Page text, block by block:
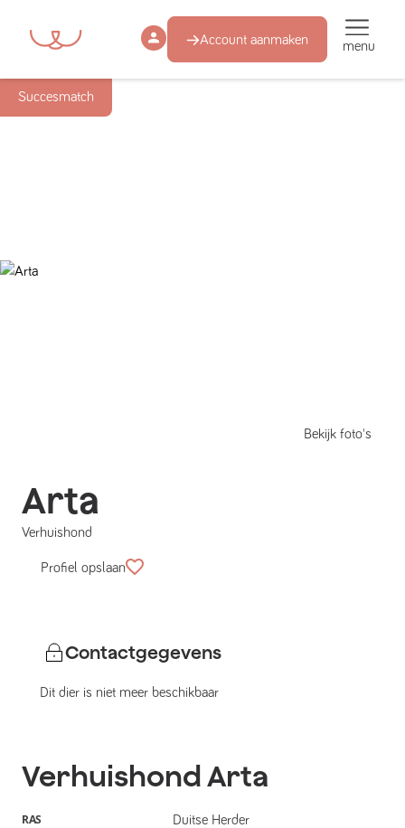
Account aanmaken menu
Succesmatch
Bekijk foto's
Arta
Verhuishond
Profiel opslaan
Contactgegevens
Dit dier is niet meer beschikbaar
VerhuishondArta
RAS Duitse Herder